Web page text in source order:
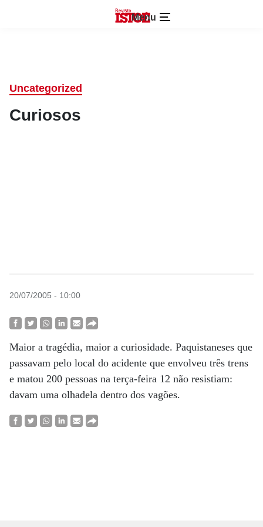
Menu
Uncategorized
Curiosos
20/07/2005 - 10:00
Maior a tragédia, maior a curiosidade. Paquistaneses que
passavam pelo local do acidente que envolveu três trens
e matou 200 pessoas na terça-feira 12 não resistiam:
davam uma olhadela dentro dos vagões.